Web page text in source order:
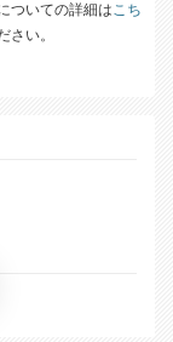
ついての詳細はこち
さい。